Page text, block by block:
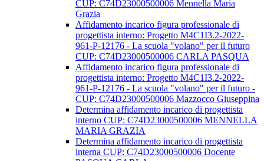
CUP: C74D23000500006 Mennella Maria
Grazia
Affidamento incarico figura professionale di
progettista interno: Progetto M4C1I3.2-2022-
961-P-12176 - La scuola "volano" per il futuro
CUP: C74D23000500006 CARLA PASQUA
Affidamento incarico figura professionale di
progettista interno: Progetto M4C1I3.2-2022-
961-P-12176 - La scuola "volano" per il futuro -
CUP: C74D23000500006 Mazzocco Giuseppina
Determina affidamento incarico di progettista
interno CUP: C74D23000500006 MENNELLA
MARIA GRAZIA
Determina affidamento incarico di progettista
interna CUP: C74D23000500006 Docente